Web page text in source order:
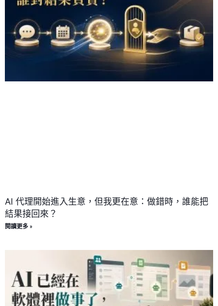
AI 代理開始進入生意，但我更在意：做錯時，誰能把
結果接回來？
閱讀更多 »